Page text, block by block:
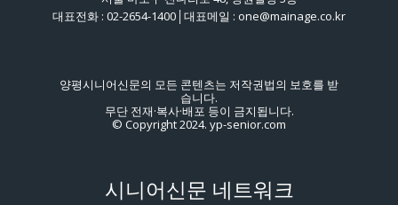
대표전화 : 02-2654-1400│대표메일 : one@mainage.co.kr
양평시니어신문의 모든 콘텐츠는 저작권법의 보호를 받
습니다.
무단 전재·복사·배포 등이 금지됩니다.
© Copyright 2024. yp-senior.com
시니어신문 네트워크